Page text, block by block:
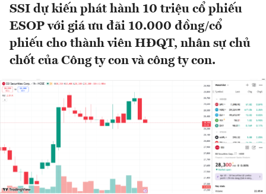
SSI dự kiến phát hành 10 triệu cổ phiếu
ESOP với giá ưu đãi 10.000 đồng/cổ
phiếu cho thành viên HĐQT, nhân sự chủ
chốt của Công ty con và công ty con.